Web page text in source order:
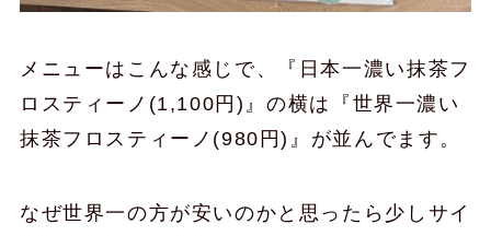
メニューはこんな感じで、『日本一濃い抹茶フ
ロスティーノ(1,100円)』の横は『世界一濃い
抹茶フロスティーノ(980円)』が並んでます。
なぜ世界一の方が安いのかと思ったら少しサイ